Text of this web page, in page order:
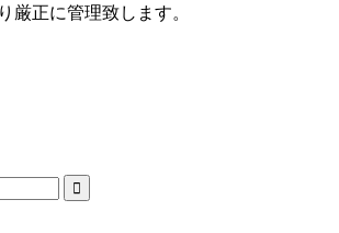
厳正に管理致します。
